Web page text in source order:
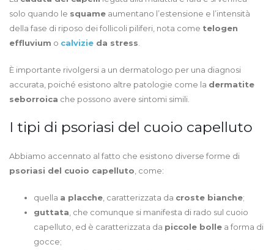
solo quando le squame aumentano l’estensione e l’intensità
della fase di riposo dei follicoli piliferi, nota come telogen
effluvium o calvizie da stress
È importante rivolgersi a un dermatologo per una diagnosi
accurata, poiché esistono altre patologie come la dermatite
seborroica che possono avere sintomi simili.
I tipi di psoriasi del cuoio capelluto
Abbiamo accennato al fatto che esistono diverse forme di
psoriasi del cuoio capelluto , come:
quella a placche , caratterizzata da croste bianche;
guttata , che comunque si manifesta di rado sul cuoio
capelluto, ed è caratterizzata da piccole bolle a forma di
gocce;